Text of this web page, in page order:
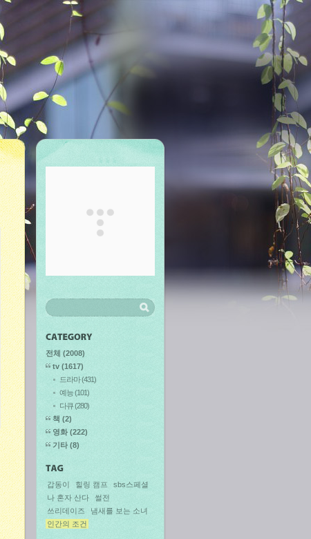
전체 (2008)
tv (1617)
드라마(431)
예능(101)
다큐(280)
책 (2)
영화(222)
기타 (8)
갑동이 힐링 캠프
sbs스페셜
나 혼자 산다
썰전
쓰리데이즈
냄새를 보는 소녀
인간의 조건